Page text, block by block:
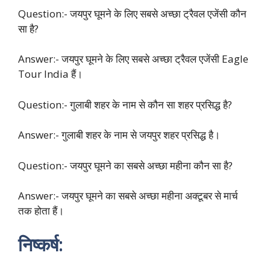
Question:- जयपुर घूमने के लिए सबसे अच्छा ट्रैवल एजेंसी कौन
सा है?
Answer:- जयपुर घूमने के लिए सबसे अच्छा ट्रैवल एजेंसी Eagle
Tour India हैं।
Question:- गुलाबी शहर के नाम से कौन सा शहर प्रसिद्ध है?
Answer:- गुलाबी शहर के नाम से जयपुर शहर प्रसिद्ध है।
Question:- जयपुर घूमने का सबसे अच्छा महीना कौन सा है?
Answer:- जयपुर घूमने का सबसे अच्छा महीना अक्टूबर से मार्च
तक होता हैं।
निष्कर्ष: